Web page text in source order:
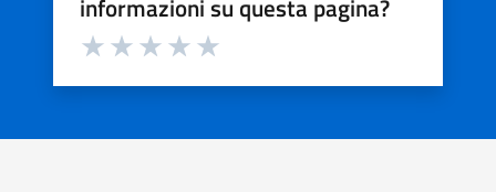
informazioni su questa pagina?
Valuta da 1 a 5 stelle la pagina